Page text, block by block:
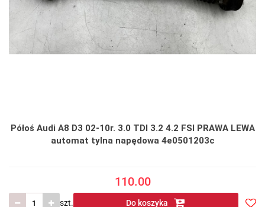
Półoś Audi A8 D3 02-10r. 3.0 TDI 3.2 4.2 FSI PRAWA LEWA
automat tylna napędowa 4e0501203c
110.00
szt. Do koszyka